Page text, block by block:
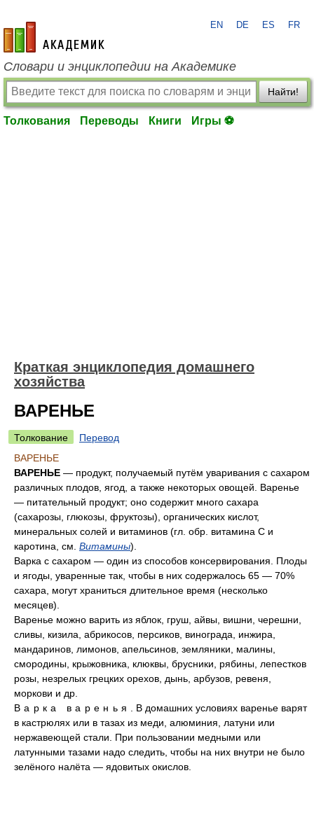
academic.ru
EN DE ES FR
Словари и энциклопедии на Академике
Найти!
Толкования Переводы Книги Игры ⚽
Краткая энциклопедия домашнего
хозяйства
ВАРЕНЬЕ
Толкование
Перевод
ВАРЕНЬЕ
ВАРЕНЬЕ — продукт, получаемый путём уваривания с сахаром
различных плодов, ягод, а также некоторых овощей. Варенье
— питательный продукт; оно содержит много сахара
(сахарозы, глюкозы, фруктозы), органических кислот,
минеральных солей и витаминов (гл. обр. витамина С и
каротина, см. Витамины).
Варка с сахаром — один из способов консервирования. Плоды
и ягоды, уваренные так, чтобы в них содержалось 65 — 70%
сахара, могут храниться длительное время (несколько
месяцев).
Варенье можно варить из яблок, груш, айвы, вишни, черешни,
сливы, кизила, абрикосов, персиков, винограда, инжира,
мандаринов, лимонов, апельсинов, земляники, малины,
смородины, крыжовника, клюквы, брусники, рябины, лепестков
розы, незрелых грецких орехов, дынь, арбузов, ревеня,
моркови и др.
Варка варенья
. В домашних условиях варенье варят
в кастрюлях или в тазах из меди, алюминия, латуни или
нержавеющей стали. При пользовании медными или
латунными тазами надо следить, чтобы на них внутри не было
зелёного налёта — ядовитых окислов.